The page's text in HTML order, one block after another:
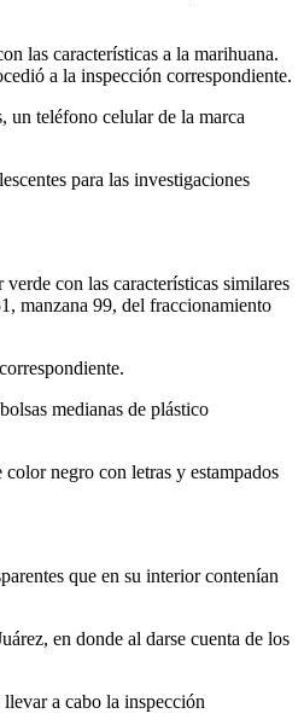
las características a la marihuana.
a la inspección correspondiente.
un teléfono celular de la marca
para las investigaciones
con las características similares
manzana 99, del fraccionamiento
medianas de plástico
negro con letras y estampados
que en su interior contenían
en donde al darse cuenta de los
a cabo la inspección